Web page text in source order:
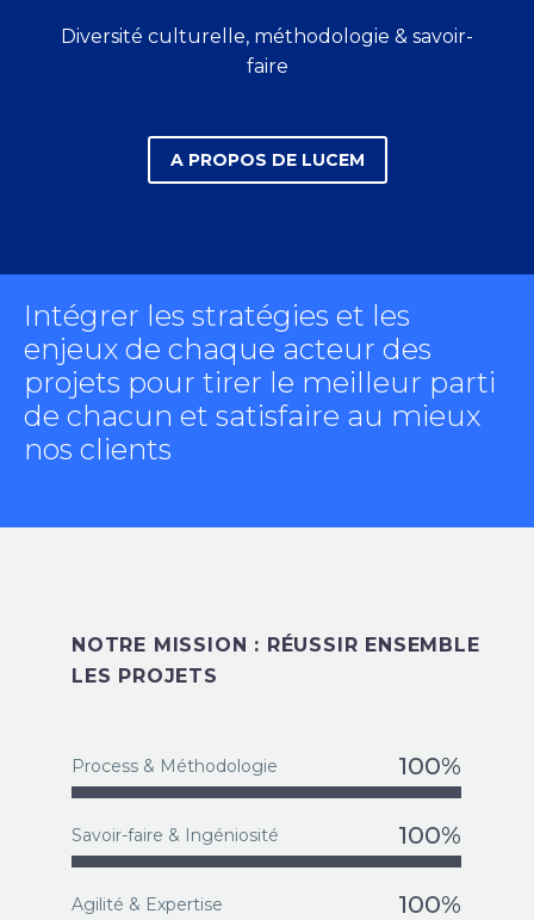
Diversité culturelle, méthodologie & savoir-
faire
A PROPOS DE LUCEM
Intégrer les stratégies et les
enjeux de chaque acteur des
projets pour tirer le meilleur parti
de chacun et satisfaire au mieux
nos clients
NOTRE MISSION : RÉUSSIR ENSEMBLE
LES PROJETS
Process & Méthodologie 100%
Savoir-faire & Ingéniosité 100%
Agilité & Expertise 100%